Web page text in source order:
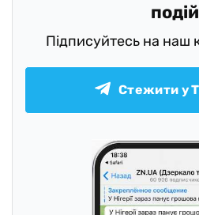
Підписуйтесь на наш
Стежити у